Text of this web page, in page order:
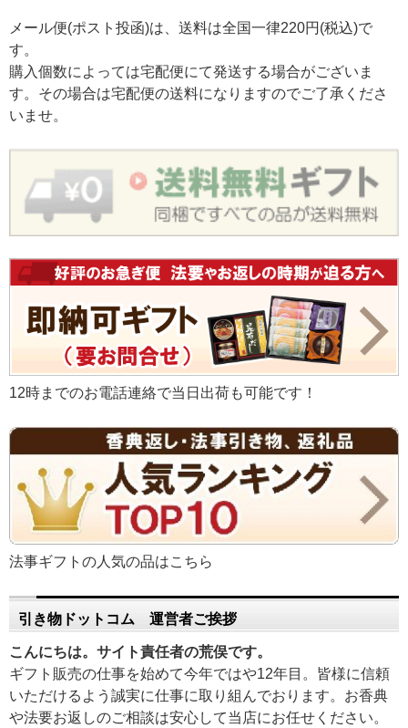
メール便(ポスト投函)は、送料は全国一律220円(税込)で
す。
購入個数によっては宅配便にて発送する場合がございま
す。その場合は宅配便の送料になりますのでご了承くださ
いませ。
12時までのお電話連絡で当日出荷も可能です！
法事ギフトの人気の品はこちら
引き物ドットコム 運営者ご挨拶
こんにちは。サイト責任者の荒俣です。
ギフト販売の仕事を始めて今年ではや12年目。皆様に信頼
いただけるよう誠実に仕事に取り組んでおります。お香典
や法要お返しのご相談は安心して当店にお任せください。